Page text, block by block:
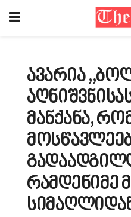
ავარია
მანქანა,
რამდენიმე